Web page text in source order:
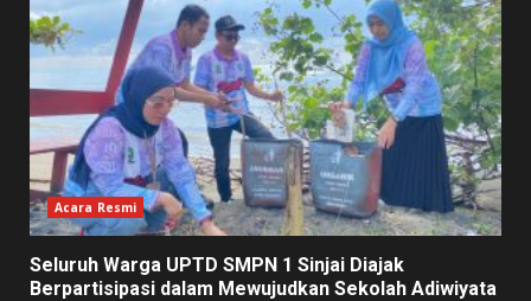
Acara Resmi
Seluruh Warga UPTD SMPN 1 Sinjai Diajak
Berpartisipasi dalam Mewujudkan Sekolah Adiwiyata